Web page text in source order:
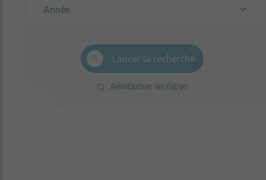
Année
Lancer la recherche
Réinitialiser les filtres